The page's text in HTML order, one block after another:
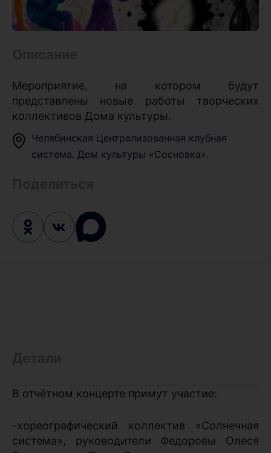
Мероприятие, на котором будут
представлены новые работы творческих
коллективов Дома культуры.
Челябинская Централизованная клубная
система. Дом культуры «Сосновка».
В отчётном концерте примут участие:
-хореографический коллектив «Солнечная
система», руководители Федоровы Олеся